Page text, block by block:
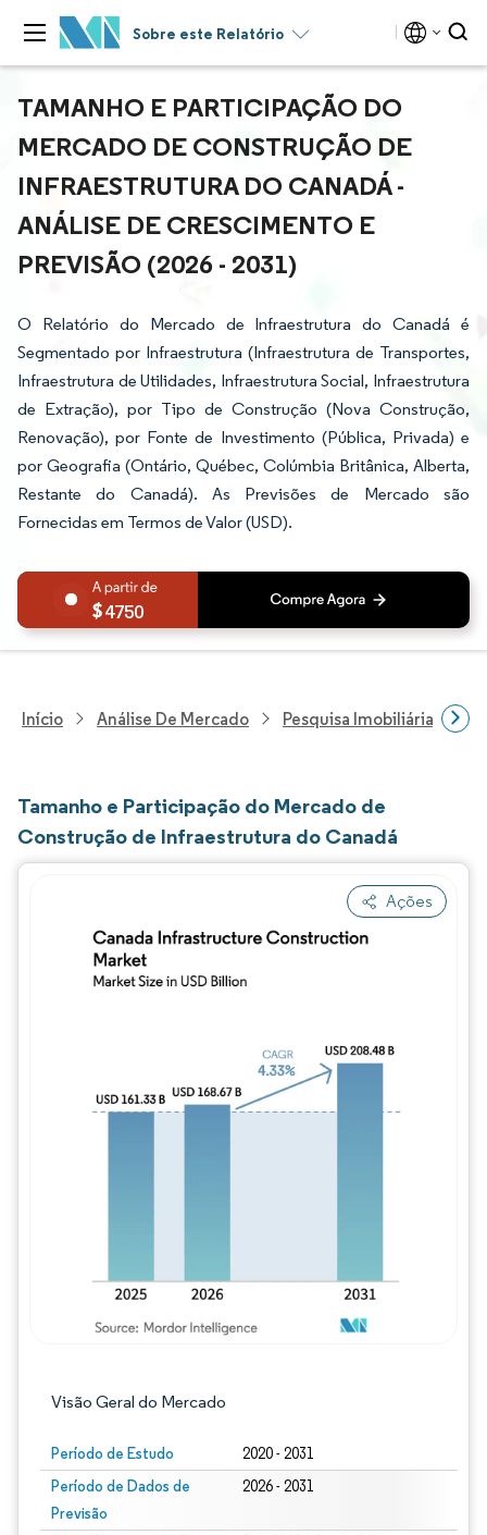
Sobre este Relatório
TAMANHO E PARTICIPAÇÃO DO
MERCADO DE CONSTRUÇÃO DE
INFRAESTRUTURA DO CANADÁ -
ANÁLISE DE CRESCIMENTO E
PREVISÃO (2026 - 2031)
O Relatório do Mercado de Infraestrutura do Canadá é
Segmentado por Infraestrutura (Infraestrutura de Transportes,
Infraestrutura de Utilidades, Infraestrutura Social, Infraestrutura
de Extração), por Tipo de Construção (Nova Construção,
Renovação), por Fonte de Investimento (Pública, Privada) e
por Geografia (Ontário, Québec, Colúmbia Britânica, Alberta,
Restante do Canadá). As Previsões de Mercado são
Fornecidas em Termos de Valor (USD).
4750
Início Análise De Mercado Pesquisa Imobiliária E De
Tamanho e Participação do Mercado de
Construção de Infraestrutura do Canadá
Ações
Visão Geral do Mercado
Período de Estudo 2020 - 2031
Período de Dados de
Previsão
2026 - 2031